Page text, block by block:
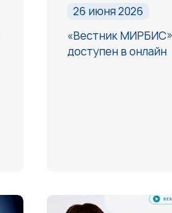
26 июня 2026
«Вестник
доступен в онлайн